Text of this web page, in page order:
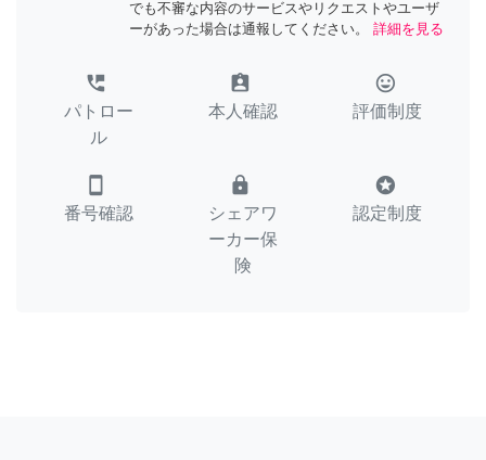
でも不審な内容のサービスやリクエストやユーザ
ーがあった場合は通報してください。
詳細を見る
perm_phone_msg
パトロー
ル
assignment_ind
本人確認
tag_faces
評価制度
smartphone
番号確認
lock
シェアワ
ーカー保
険
stars
認定制度